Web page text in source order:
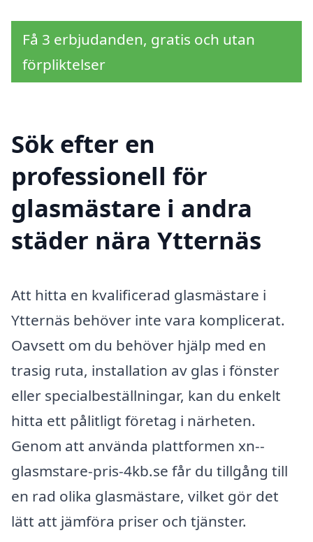
Få 3 erbjudanden, gratis och utan
förpliktelser
Sök efter en
professionell för
glasmästare i andra
städer nära Ytternäs
Att hitta en kvalificerad glasmästare i
Ytternäs behöver inte vara komplicerat.
Oavsett om du behöver hjälp med en
trasig ruta, installation av glas i fönster
eller specialbeställningar, kan du enkelt
hitta ett pålitligt företag i närheten.
Genom att använda plattformen xn--
glasmstare-pris-4kb.se får du tillgång till
en rad olika glasmästare, vilket gör det
lätt att jämföra priser och tjänster.